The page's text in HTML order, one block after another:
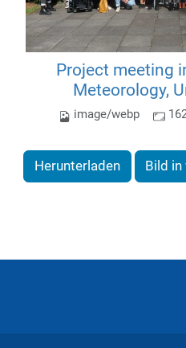
Project meeting
Meteorology,
image/webp
Herunterladen Bild in